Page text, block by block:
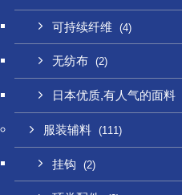
可持续纤维 (4)
无纺布 (2)
日本优质,有人气的面料
服装辅料 (111)
挂钩 (2)